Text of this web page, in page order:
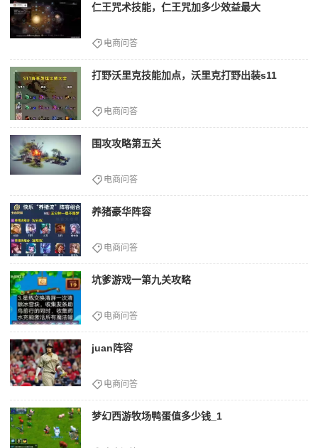
仁王咒术技能，仁王咒加多少效益最大
电商问答
打野沃里克技能加点，沃里克打野出装s11
电商问答
围攻攻略第五关
电商问答
养猪豪华阵容
电商问答
坑爹游戏一第九关攻略
电商问答
juan阵容
电商问答
梦幻西游牧场鸭蛋值多少钱_1